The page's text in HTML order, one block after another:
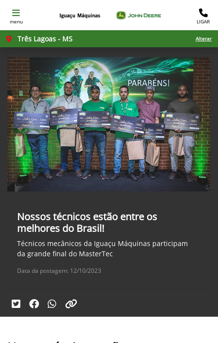
menu LIGAR
Três Lagoas - MS Alterar
Nossos técnicos estão entre os
melhores do Brasil!
Técnicos mecânicos da Iguaçu Máquinas participam
da grande final do MasterTec
Data da postagem: 12/10/2023